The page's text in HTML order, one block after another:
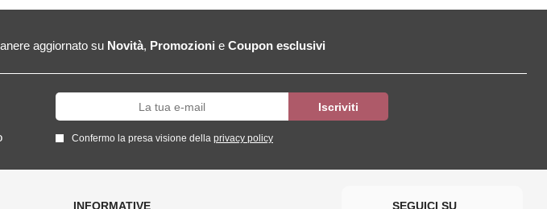
aggiornato su Novità, Promozioni e Coupon esclusivi
Confermo la presa visione della privacy policy